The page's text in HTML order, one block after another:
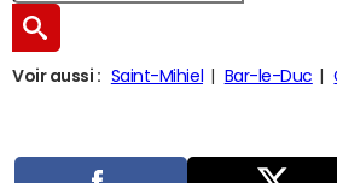
Voir aussi : Saint-Mihiel Bar-le-Duc